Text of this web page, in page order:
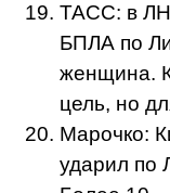
ТАСС: в
БПЛА по
женщина.
цель, но
Марочко:
ударил по